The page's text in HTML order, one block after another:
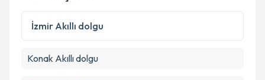
Kişisel verilerimin işlenmesine ilişkinAydınlatma
Metni
'ni okudum ve kişisel verilerimin belirtilen
kapsamda işlenmesini kabul ediyorum.
İzmir Akıllı dolgu
Konak Akıllı dolgu